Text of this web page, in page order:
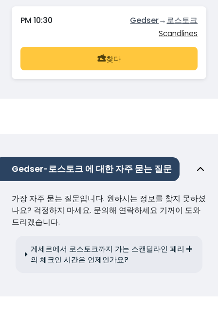
PM 10:30 Gedser→로스토크
Scandlines
찾다
Gedser-로스토크 에 대한 자주 묻는 질문
가장 자주 묻는 질문입니다. 원하시는 정보를 찾지 못하셨
나요? 걱정하지 마세요. 문의해 연락하세요 기꺼이 도와
드리겠습니다.
게세르에서 로스토크까지 가는 스캔딜라인 페리
의 체크인 시간은 언제인가요?